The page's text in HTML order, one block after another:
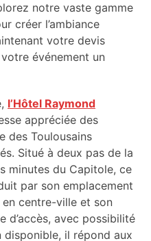
notre vaste gamme
créer l’ambiance
votre devis
événement un
l’Hôtel Raymond
appréciée des
des Toulousains
Situé à deux pas de la
minutes du Capitole, ce
par son emplacement
centre-ville et son
d’accès, avec possibilité
il répond aux